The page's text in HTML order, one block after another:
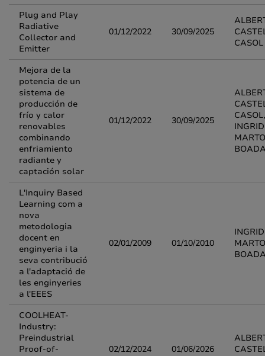
Plug and Play
Radiative
Collector and
Emitter
01/12/2022 30/09/2025
CASOL
Mejora de la
potencia de un
sistema de
producción de
frío y calor
renovables
combinando
enfriamiento
radiante y
captación solar
01/12/2022 30/09/2025
CASOL,
INGRID
L'Inquiry Based
Learning com a
nova
metodologia
docent en
enginyeria i la
seva contribució
a l'adaptació de
les enginyeries
a l'EEES
02/01/2009 01/10/2010
INGRID
COOLHEAT-
Industry:
Preindustrial
Proof-of-
02/12/2024 01/06/2026